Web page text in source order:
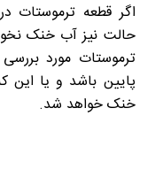
اگر قطعه ترموستات
حالت نیز آب خنک
ترموستات مورد
پایین باشد و یا این
خنک خواهد شد.